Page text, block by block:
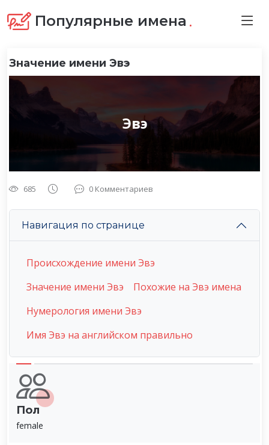
Популярные имена .
Значение имени Эвэ
Эвэ
685 0 Комментариев
Навигация по странице
Происхождение имени Эвэ
Значение имени Эвэ
Похожие на Эвэ имена
Нумерология имени Эвэ
Имя Эвэ на английском правильно
Пол
female